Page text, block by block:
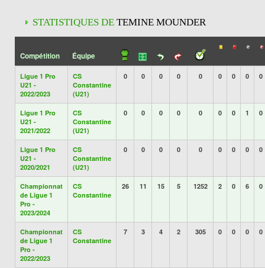
STATISTIQUES DE TEMINE MOUNDER
Compétition Équipe
Ligue 1 Pro
U21 -
2022/2023
CS
Constantine
(U21)
0 0 0 0 0 0 0 0 0
Ligue 1 Pro
U21 -
2021/2022
CS
Constantine
(U21)
0 0 0 0 0 0 0 1 0
Ligue 1 Pro
U21 -
2020/2021
CS
Constantine
(U21)
0 0 0 0 0 0 0 0 0
Championnat
de Ligue 1
Pro -
2023/2024
CS
Constantine
26 11 15 5 1252 2 0 6 0
Championnat
de Ligue 1
Pro -
2022/2023
CS
Constantine
7 3 4 2 305 0 0 0 0